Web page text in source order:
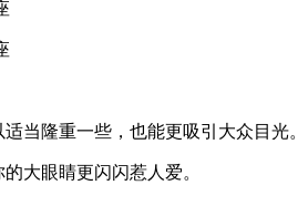
当隆重一些，也能更吸引大众目光。
大眼睛更闪闪惹人爱。